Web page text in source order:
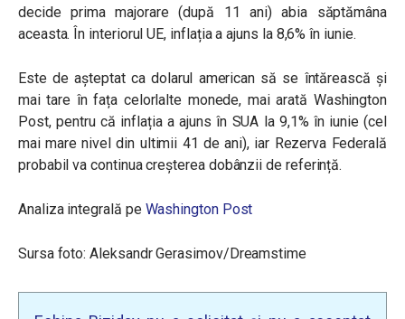
decide prima majorare (după 11 ani) abia săptămâna
aceasta. În interiorul UE, inflația a ajuns la 8,6% în iunie.
Este de așteptat ca dolarul american să se întărească și
mai tare în fața celorlalte monede, mai arată Washington
Post, pentru că inflația a ajuns în SUA la 9,1% în iunie (cel
mai mare nivel din ultimii 41 de ani), iar Rezerva Federală
probabil va continua creșterea dobânzii de referință.
Analiza integrală pe Washington Post
Sursa foto: Aleksandr Gerasimov/Dreamstime